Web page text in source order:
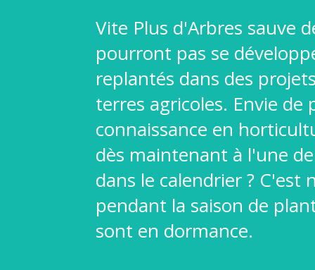
Vite Plus d'Arbres sauve
pourront pas se
replantés dans des
terres agricoles. Envie
connaissance en
dès maintenant à l'une
dans le calendrier ?
pendant la saison de
sont en dormance.